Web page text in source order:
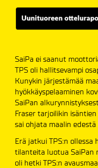
SaiPa ei saanut
TPS oli hallitsevampi
Kunykin järjestämää
hyökkäyspelaaminen
SaiPan
Fraser tarjoilikin
sai ohjata maalin edestä
Erä jatkui TPS:n ollessa
tilanteita luotua SaiPan
oli hetki TPS:n